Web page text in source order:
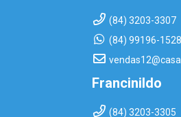
(84) 3203-3307
(84) 99196-1528
Francinildo
(84) 3203-3305